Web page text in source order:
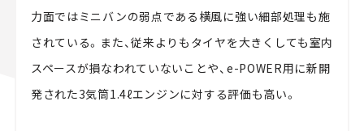
力面ではミニバンの弱点である横風に強い細部処理も施
されている。また、従来よりもタイヤを大きくしても室内
スペースが損なわれていないことや、e-POWER用に新開
発された3気筒1.4ℓエンジンに対する評価も高い。